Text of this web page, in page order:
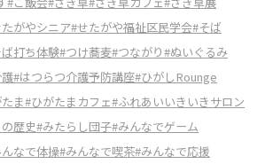
がやシニア#せたがや福祉区民学会#そば
打ち体験#つけ蕎麦#つながり#ぬいぐるみ
#はつらつ介護予防講座#ひがしRounge
ま#ひがたまカフェ#ふれあいいきいきサロン
歴史#みたらし団子#みんなでゲーム
なで体操#みんなで喫茶#みんなで応援